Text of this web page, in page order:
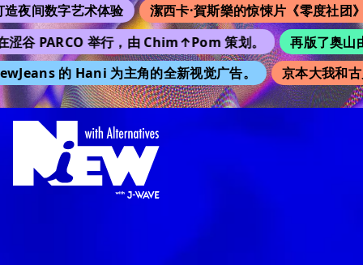
夜间数字艺术体验
潔西卡·賀斯樂的惊悚片《零度社团》
谷 PARCO 举行，由 Chim↑Pom 策划。
再版了奥山
的 Hani 为主角的全新视觉广告。
京本大我和